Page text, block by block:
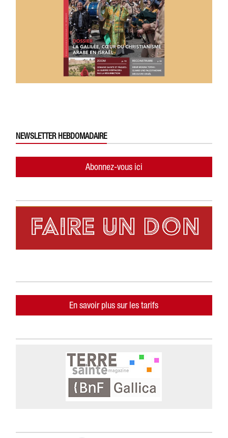
NEWSLETTER HEBDOMADAIRE
Abonnez-vous ici
En savoir plus sur les tarifs